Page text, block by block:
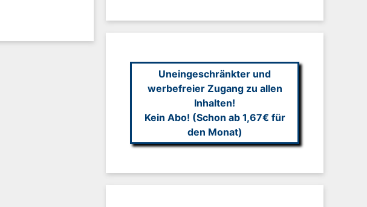
Uneingeschränkter und
werbefreier Zugang zu allen
Inhalten!
Kein Abo! (Schon ab 1,67€ für
den Monat)